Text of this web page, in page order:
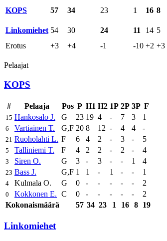
KOPS
57 34 23 1 16 8
Linkomiehet 54 30 24 11 14 5
Erotus
+3 +4 -1 -10 +2 +3
Pelaajat
KOPS
# Pelaaja Pos P H1 H2 1P 2P 3P F
15 Hankosalo J. G 23 19 4 - 7 3 1
6 Vartiainen T. G,F 20 8 12 - 4 4 -
21 Ruoholahti L. F 6 4 2 - 3 - 5
5 Talliniemi T. F 4 2 2 - 2 - 4
3 Siren O. G 3 - 3 - - 1 4
23 Bass J. G,F 1 1 - 1 - - 1
4 Kulmala O. G 0 - - - - - 2
0 Kokkonen E. C 0 - - - - -
2
Kokonaismäärä
57 34 23 1 16 8 19
Linkomiehet